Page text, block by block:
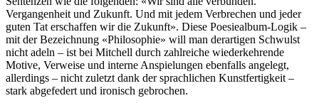
Vergangenheit und Zukunft. Und mit jedem Verbrechen und jeder
guten Tat erschaffen wir die Zukunft». Diese Poesiealbum-Logik –
mit der Bezeichnung «Philosophie» will man derartigen Schwulst
nicht adeln – ist bei Mitchell durch zahlreiche wiederkehrende
Motive, Verweise und interne Anspielungen ebenfalls angelegt,
allerdings – nicht zuletzt dank der sprachlichen Kunstfertigkeit –
stark abgefedert und ironisch gebrochen.